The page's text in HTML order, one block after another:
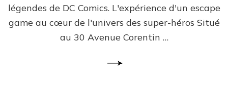
légendes de DC Comics. L'expérience d'un escape
game au cœur de l'univers des super-héros Situé
au 30 Avenue Corentin …